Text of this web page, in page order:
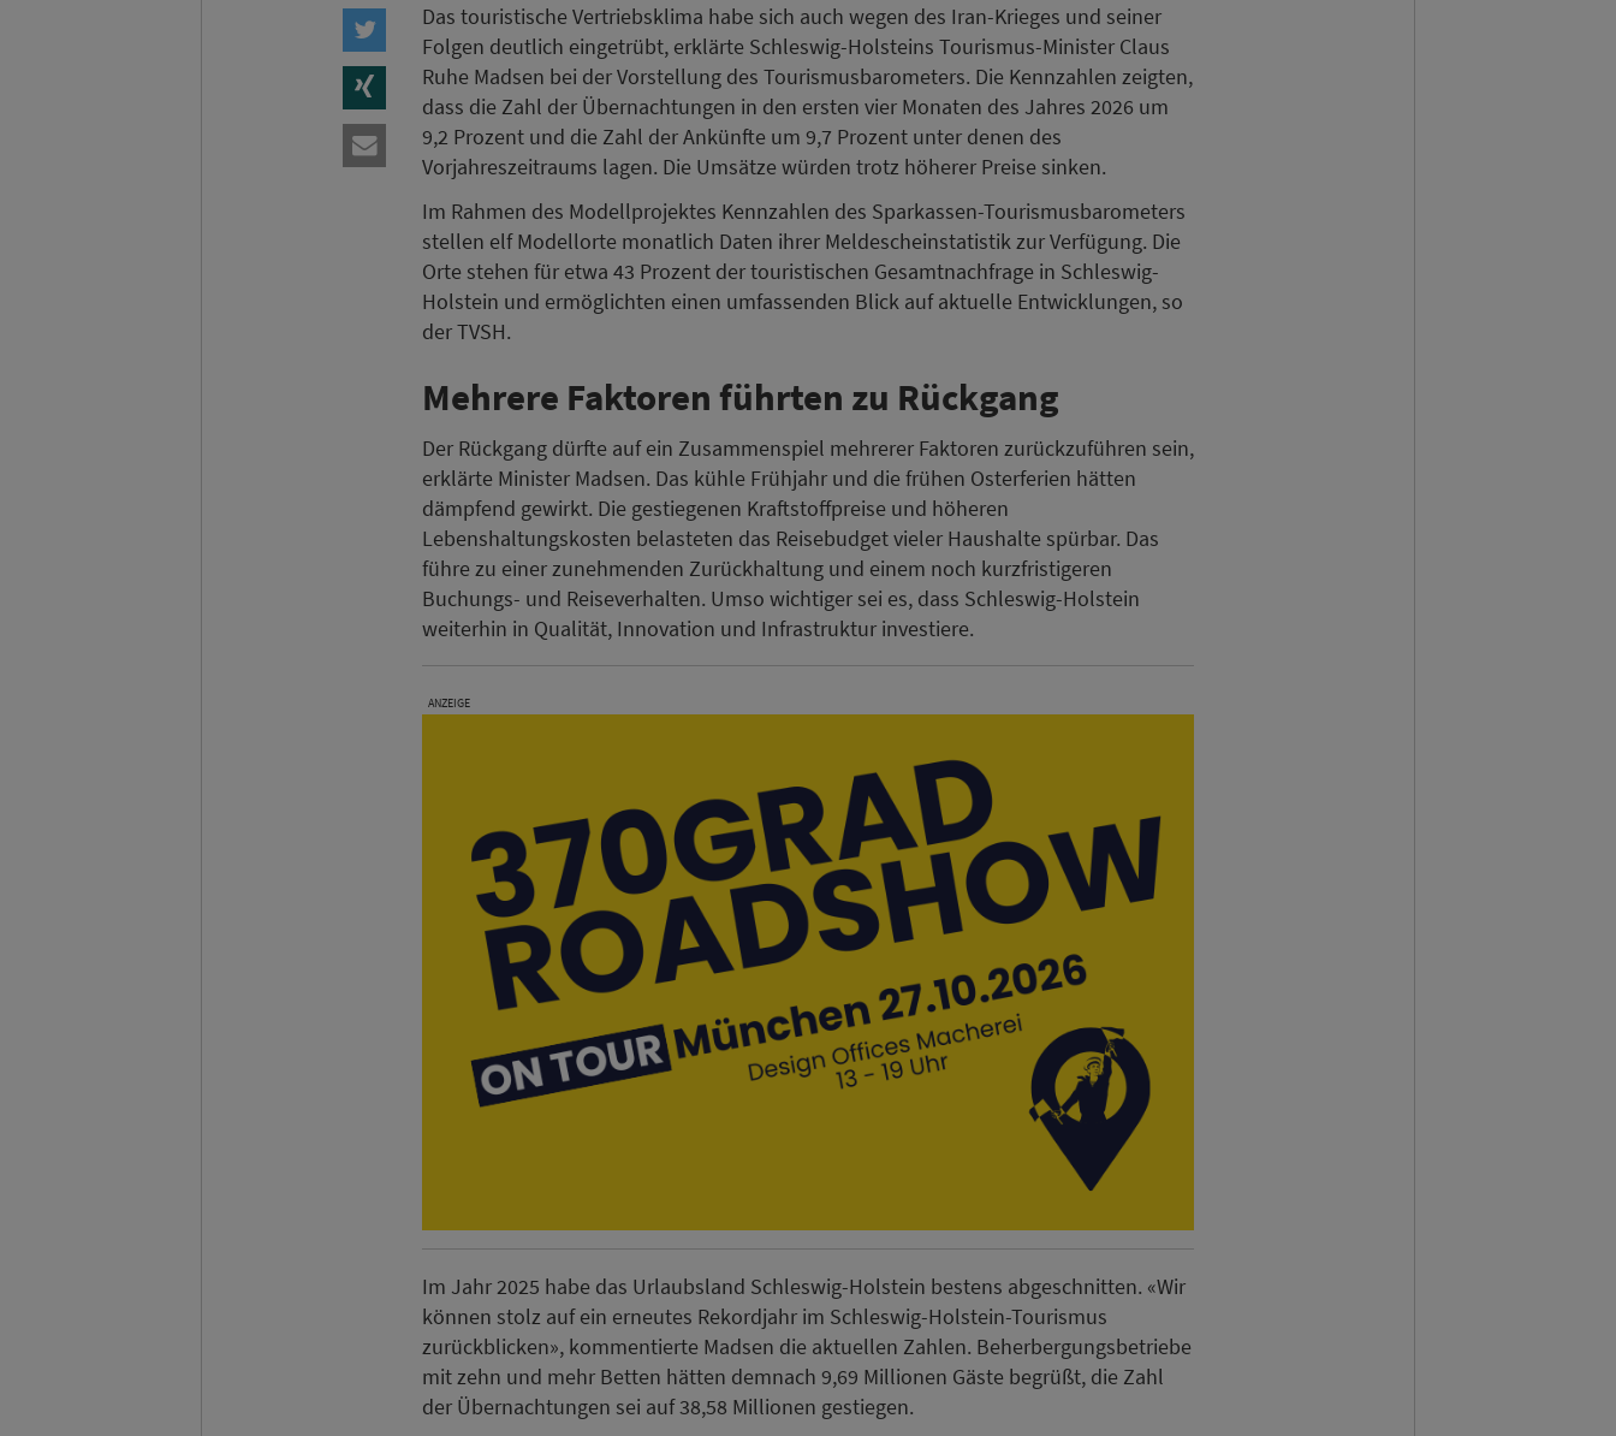
Das touristische Vertriebsklima habe sich auch wegen des Iran-Krieges und seiner
Folgen deutlich eingetrübt, erklärte Schleswig-Holsteins Tourismus-Minister Claus
Ruhe Madsen bei der Vorstellung des Tourismusbarometers. Die Kennzahlen zeigten,
dass die Zahl der Übernachtungen in den ersten vier Monaten des Jahres 2026 um
9,2 Prozent und die Zahl der Ankünfte um 9,7 Prozent unter denen des
Vorjahreszeitraums lagen. Die Umsätze würden trotz höherer Preise sinken.
Im Rahmen des Modellprojektes Kennzahlen des Sparkassen-Tourismusbarometers
stellen elf Modellorte monatlich Daten ihrer Meldescheinstatistik zur Verfügung. Die
Orte stehen für etwa 43 Prozent der touristischen Gesamtnachfrage in Schleswig-
Holstein und ermöglichten einen umfassenden Blick auf aktuelle Entwicklungen, so
der TVSH.
Mehrere Faktoren führten zu Rückgang
Der Rückgang dürfte auf ein Zusammenspiel mehrerer Faktoren zurückzuführen sein,
erklärte Minister Madsen. Das kühle Frühjahr und die frühen Osterferien hätten
dämpfend gewirkt. Die gestiegenen Kraftstoffpreise und höheren
Lebenshaltungskosten belasteten das Reisebudget vieler Haushalte spürbar. Das
führe zu einer zunehmenden Zurückhaltung und einem noch kurzfristigeren
Buchungs- und Reiseverhalten. Umso wichtiger sei es, dass Schleswig-Holstein
weiterhin in Qualität, Innovation und Infrastruktur investiere.
ANZEIGE
Im Jahr 2025 habe das Urlaubsland Schleswig-Holstein bestens abgeschnitten. «Wir
können stolz auf ein erneutes Rekordjahr im Schleswig-Holstein-Tourismus
zurückblicken», kommentierte Madsen die aktuellen Zahlen. Beherbergungsbetriebe
mit zehn und mehr Betten hätten demnach 9,69 Millionen Gäste begrüßt, die Zahl
der Übernachtungen sei auf 38,58 Millionen gestiegen.